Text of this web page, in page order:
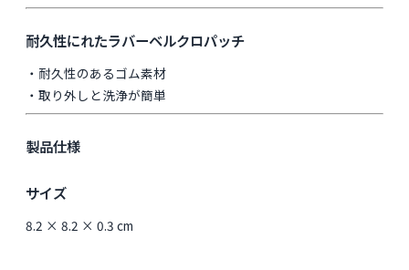
耐久性にれたラバーベルクロパッチ
・耐久性のあるゴム素材
・取り外しと洗浄が簡単
製品仕様
サイズ
8.2 × 8.2 × 0.3 cm